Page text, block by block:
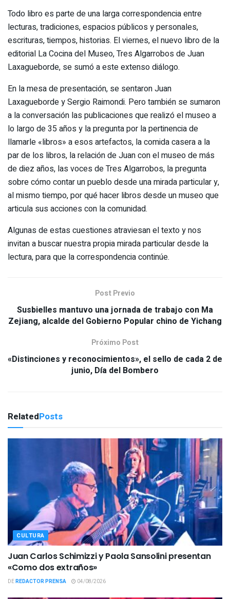
Todo libro es parte de una larga correspondencia entre
lecturas, tradiciones, espacios públicos y personales,
escrituras, tiempos, historias. El viernes, el nuevo libro de la
editorial La Cocina del Museo, Tres Algarrobos de Juan
Laxagueborde, se sumó a este extenso diálogo.
En la mesa de presentación, se sentaron Juan
Laxagueborde y Sergio Raimondi. Pero también se sumaron
a la conversación las publicaciones que realizó el museo a
lo largo de 35 años y la pregunta por la pertinencia de
llamarle «libros» a esos artefactos, la comida casera a la
par de los libros, la relación de Juan con el museo de más
de diez años, las voces de Tres Algarrobos, la pregunta
sobre cómo contar un pueblo desde una mirada particular y,
al mismo tiempo, por qué hacer libros desde un museo que
articula sus acciones con la comunidad.
Algunas de estas cuestiones atraviesan el texto y nos
invitan a buscar nuestra propia mirada particular desde la
lectura, para que la correspondencia continúe.
Post Previo
Susbielles mantuvo una jornada de trabajo con Ma
Zejiang, alcalde del Gobierno Popular chino de Yichang
Próximo Post
«Distinciones y reconocimientos», el sello de cada 2 de
junio, Día del Bombero
RelatedPosts
CULTURA
Juan Carlos Schimizzi y Paola Sansolini presentan
«Como dos extraños»
DEREDACTOR PRENSA 04/08/2026